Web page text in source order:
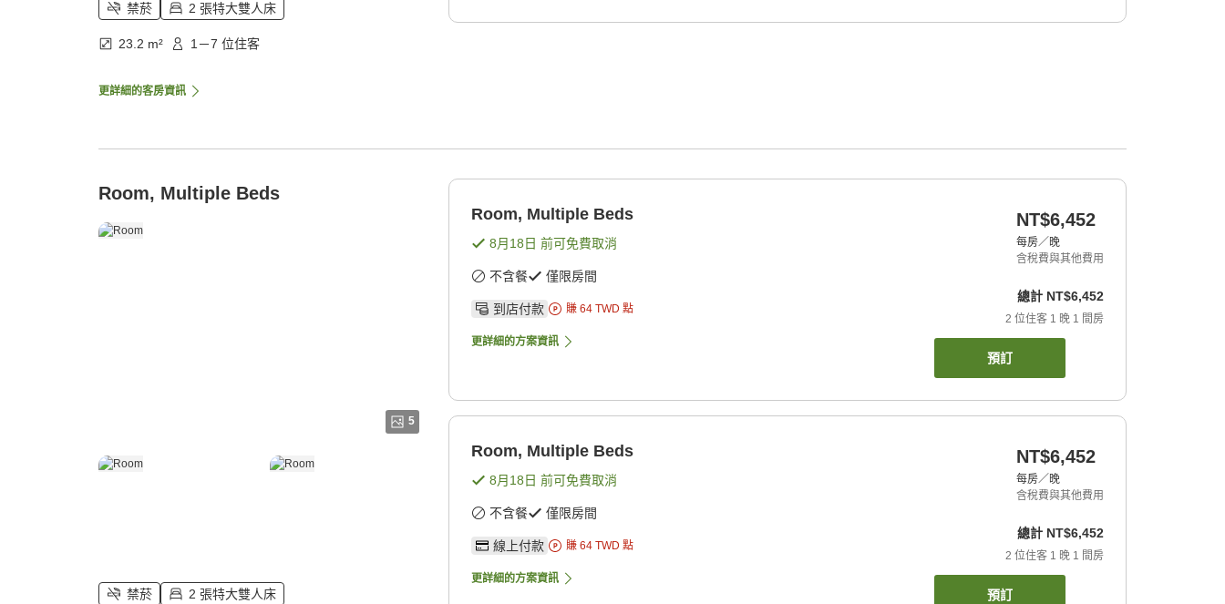
禁菸 2 張特大雙人床
23.2 m² 1－7 位住客
更詳細的客房資訊
Room, Multiple Beds
5
禁菸 2 張特大雙人床
Room, Multiple Beds
8月18日 前可免費取消
不含餐 僅限房間
到店付款 賺 64 TWD 點
更詳細的方案資訊
NT$6,452
每房／晚
含稅費與其他費用
總計 NT$6,452
2 位住客 1 晚 1 間房
預訂
Room, Multiple Beds
8月18日 前可免費取消
不含餐 僅限房間
線上付款 賺 64 TWD 點
更詳細的方案資訊
NT$6,452
每房／晚
含稅費與其他費用
總計 NT$6,452
2 位住客 1 晚 1 間房
預訂